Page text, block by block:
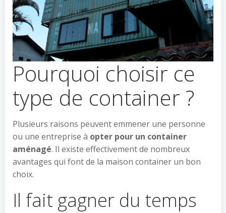
Pourquoi choisir ce
type de container ?
Plusieurs raisons peuvent emmener une personne
ou une entreprise à opter pour un container
aménagé. Il existe effectivement de nombreux
avantages qui font de la maison container un bon
choix.
Il fait gagner du temps